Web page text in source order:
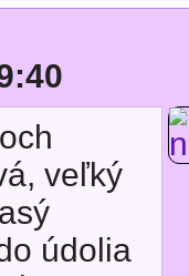
veľký
údolia